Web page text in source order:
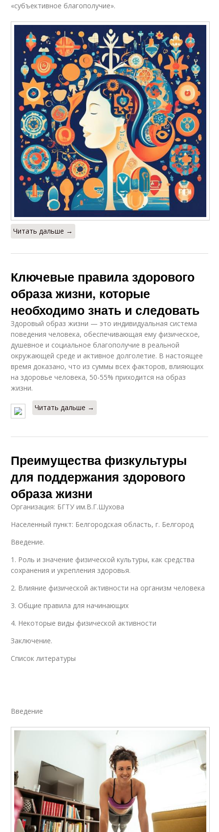
«субъективное благополучие».
Читать дальше →
Ключевые правила здорового
образа жизни, которые
необходимо знать и следовать
Здоровый образ жизни — это индивидуальная система
поведе­ния человека, обеспечивающая ему физическое,
душевное и со­циальное благополучие в реальной
окружающей среде и активное долголетие. В настоящее
время доказано, что из суммы всех факторов, влияющих
на здоровье человека, 50-55% приходится на образ
жизни.
Читать дальше →
Преимущества физкультуры
для поддержания здорового
образа жизни
Организация: БГТУ им.В.Г.Шухова
Населенный пункт: Белгородская область, г. Белгород
Введение.
1. Роль и значение физической культуры, как средства
сохранения и укрепления здоровья.
2. Влияние физической активности на организм человека
3. Общие правила для начинающих
4. Некоторые виды физической активности
Заключение.
Список литературы
Введение